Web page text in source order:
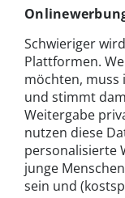
Schwieriger
Plattformen.
möchten, muss
und stimmt
Weitergabe
nutzen diese
personalisierte
junge
sein und